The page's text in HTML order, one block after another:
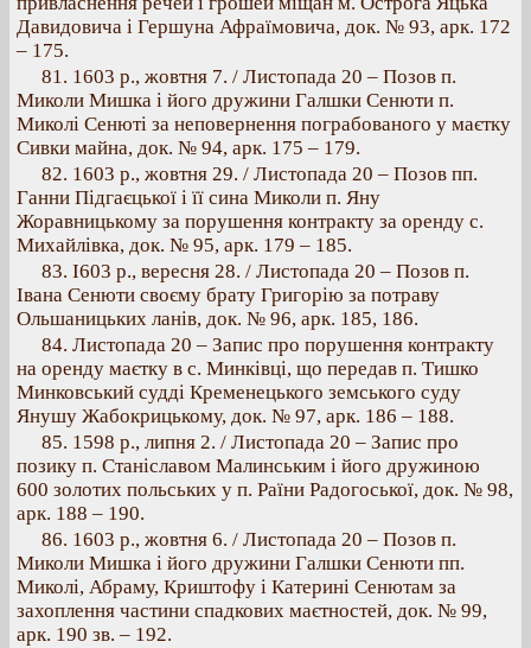
Давидовича і Гершуна Афраїмовича, док. № 93, арк. 172
– 175.
81. 1603 p., жовтня 7. / Листопада 20 – Позов п.
Миколи Мишка і його дружини Галшки Сенюти п.
Миколі Сенюті за неповернення пограбованого у маєтку
Сивки майна, док. № 94, арк. 175 – 179.
82. 1603 p., жовтня 29. / Листопада 20 – Позов пп.
Ганни Підгаєцької і її сина Миколи п. Яну
Жоравницькому за порушення контракту за оренду с.
Михайлівка, док. № 95, арк. 179 – 185.
83. І603 p., вересня 28. / Листопада 20 – Позов п.
Івана Сенюти своєму брату Григорію за потраву
Ольшаницьких ланів, док. № 96, арк. 185, 186.
84. Листопада 20 – Запис про порушення контракту
на оренду маєтку в с. Минківці, що передав п. Тишко
Минковський судді Кременецького земського суду
Янушу Жабокрицькому, док. № 97, арк. 186 – 188.
85. 1598 p., липня 2. / Листопада 20 – Запис про
позику п. Станіславом Малинським і його дружиною
600 золотих польських у п. Раїни Радогоської, док. № 98,
арк. 188 – 190.
86. 1603 p., жовтня 6. / Листопада 20 – Позов п.
Миколи Мишка і його дружини Галшки Сенюти пп.
Миколі, Абраму, Криштофу і Катерині Сенютам за
захоплення частини спадкових маєтностей, док. № 99,
арк. 190 зв. – 192.